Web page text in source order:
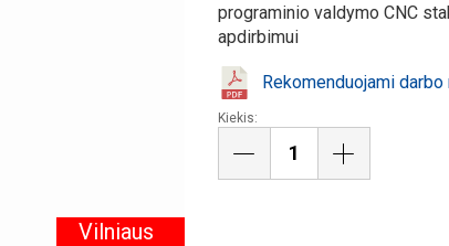
Vilniaus
programinio valdymo CNC
apdirbimui
Rekomenduojami darbo
Kiekis: